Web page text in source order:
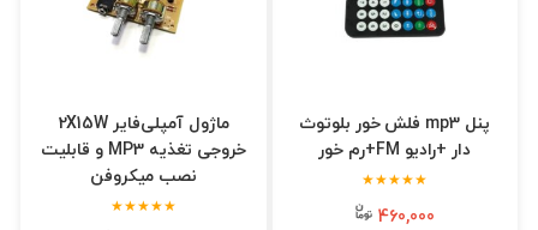
پنل mp3 فلش خور بلوتوث
دار +رادیو FM+رم خور
★★★★★
460,000
ماژول آمپلی‌فایر 2X15W
خروجی تغذیه MP3 و قابلیت
نصب میکروفن
★★★★★